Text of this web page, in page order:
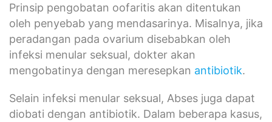
Prinsip pengobatan oofaritis akan ditentukan
oleh penyebab yang mendasarinya. Misalnya, jika
peradangan pada ovarium disebabkan oleh
infeksi menular seksual, dokter akan
mengobatinya dengan meresepkan antibiotik.
Selain infeksi menular seksual, Abses juga dapat
diobati dengan antibiotik. Dalam beberapa kasus,